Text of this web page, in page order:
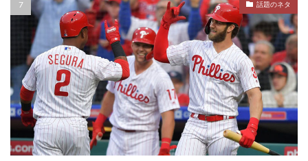
話題のネタ